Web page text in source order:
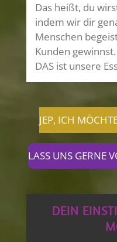
Das heißt, du
indem wir dir
Menschen
Kunden gewinnst.
DAS ist unsere
JEP, ICH
LASS UNS GERNE
DEIN